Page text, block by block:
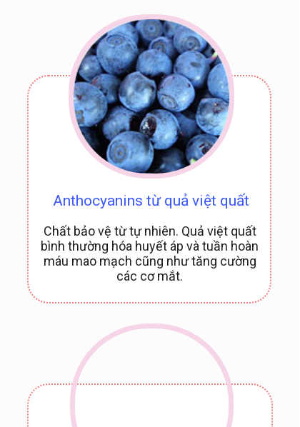
Chất bảo vệ từ tự nhiên. Quả việt quất
bình thường hóa huyết áp và tuần hoàn
máu mao mạch cũng như tăng cường
các cơ mắt.
Anthocyanins từ quả việt quất